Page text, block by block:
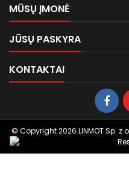
MŪSŲ ĮMONĖ
JŪSŲ PASKYRA
KONTAKTAI
© Copyright 2026 LINMOT Sp. z